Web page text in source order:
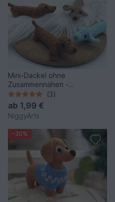
Mini-Dackel ohne
Zusammennähen -
Häkelanleitung von NiggyArts
(3)
ab 1,99 €
NiggyArts
-30%